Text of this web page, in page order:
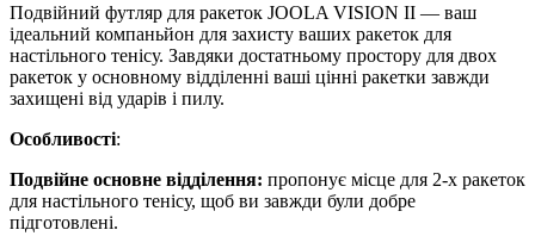
Подвійний футляр для ракеток JOOLA VISION II — ваш
ідеальний компаньйон для захисту ваших ракеток для
настільного тенісу. Завдяки достатньому простору для двох
ракеток у основному відділенні ваші цінні ракетки завжди
захищені від ударів і пилу.
Особливості:
Подвійне основне відділення: пропонує місце для 2-х ракеток
для настільного тенісу, щоб ви завжди були добре
підготовлені.